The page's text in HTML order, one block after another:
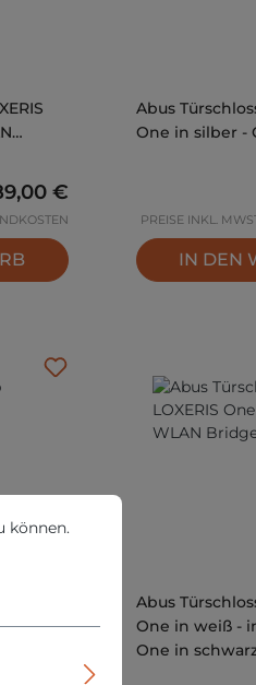
Preis:
€
Abus
One in silber -
PREISE INKL.
IN DEN
Abus
One in weiß -
One in
Mehr Informationen ...
können.